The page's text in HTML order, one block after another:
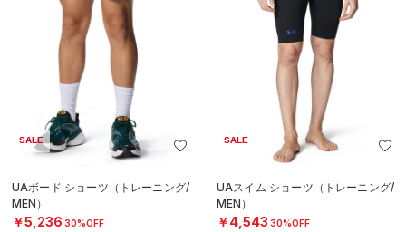
SALE
UAボード ショーツ（トレーニング/
MEN）
￥5,236 30%OFF
SALE
UAスイム ショーツ（トレーニング/
MEN）
￥4,543 30%OFF